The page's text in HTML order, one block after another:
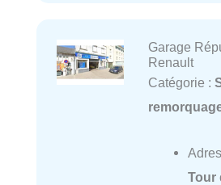
Garage
Renault
Catégorie :
Tour